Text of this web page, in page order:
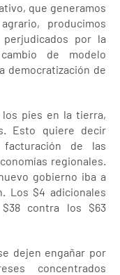
que generamos
producimos
por la
de modelo
democratización de
pies en la tierra,
Esto quiere decir
de las
regionales.
gobierno iba a
Los $4 adicionales
contra los $63
dejen engañar por
concentrados